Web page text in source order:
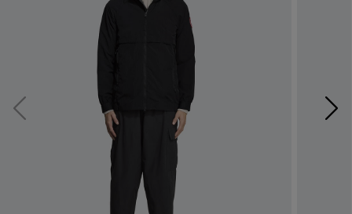
スプリングコレクション
サマー 26 コレクション
サマー 26 コレクションLOOK
日本限定モデル
スノーグース
メイドインジャパンTシャツ
アウターウェア
サマー 26 コレクション
サマー 26 コレクションLOOK
日本限定モデル
スノーグース
メイドインジャパンTシャツ
アウターウェア
ユース（6＋歳)
CANADA GOOSE Generationsは、アウター
ウェアの下取り・再販を通じて、長く愛される製
品の価値を受け継いでいきます。
アーカイブの希少なピースもご覧いただけます。
詳しく見る